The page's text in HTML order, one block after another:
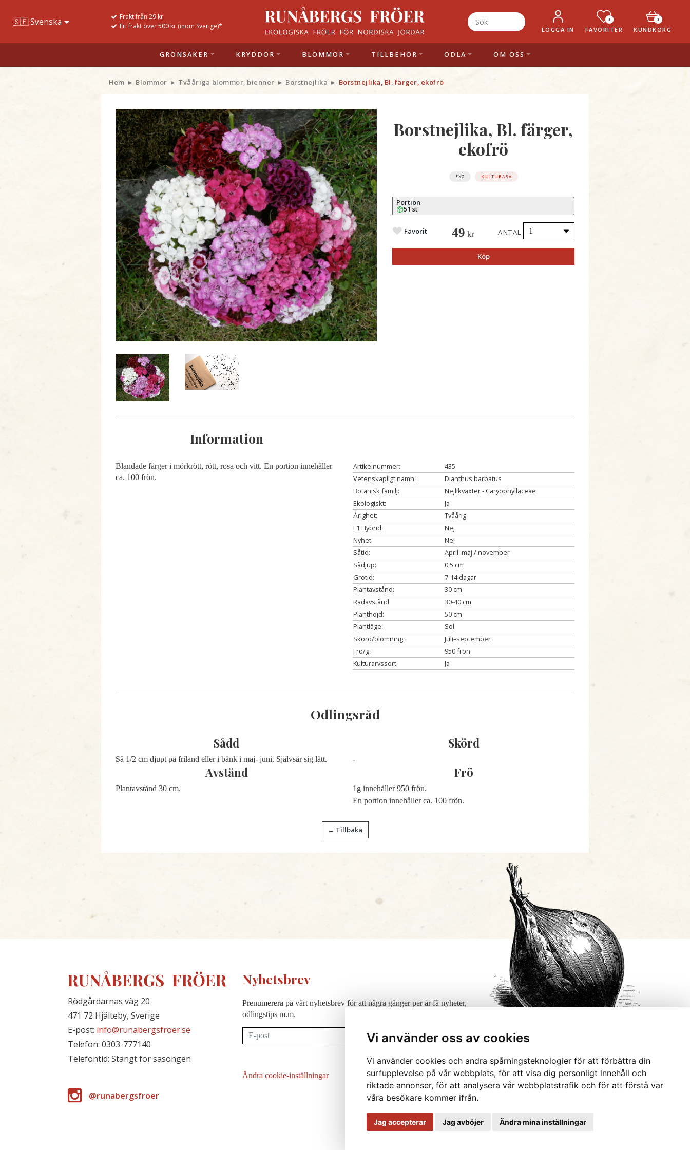
Vi använder oss av cookies
Vi använder cookies och andra spårningsteknologier för att förbättra din
surfupplevelse på vår webbplats, för att visa dig personligt innehåll och
riktade annonser, för att analysera vår webbplatstrafik och för att förstå var
våra besökare kommer ifrån.
Jag accepterar Jag avböjer Ändra mina inställningar
Frakt från 29 kr
Fri frakt över 500 kr (inom Sverige)*
LOGGA IN
0
FAVORITER
0
KUNDKORG
GRÖNSAKER KRYDDOR BLOMMOR TILLBEHÖR ODLA OM OSS
Hem Blommor Tvååriga blommor, bienner Borstnejlika Borstnejlika, Bl. färger, ekofrö
Borstnejlika, Bl. färger,
ekofrö
EKO KULTURARV
Portion
51 st
Favorit 49 kr ANTAL
Köp
Information
Blandade färger i mörkrött, rött, rosa och vitt. En portion innehåller
ca. 100 frön.
Artikelnummer:
435
Vetenskapligt namn:
Dianthus barbatus
Botanisk familj:
Nejlikväxter - Caryophyllaceae
Ekologiskt:
Ja
Årighet:
Tvåårig
F1 Hybrid:
Nej
Nyhet:
Nej
Såtid:
April–maj / november
Sådjup:
0,5 cm
Grotid:
7-14 dagar
Plantavstånd:
30 cm
Radavstånd:
30-40 cm
Planthöjd:
50 cm
Plantläge:
Sol
Skörd/blomning:
Juli–september
Frö/g:
950 frön
Kulturarvssort:
Ja
Odlingsråd
Sådd
Så 1/2 cm djupt på friland eller i bänk i maj- juni. Självsår sig lätt.
Avstånd
Plantavstånd 30 cm.
Skörd
-
Frö
1g innehåller 950 frön.
En portion innehåller ca. 100 frön.
← Tillbaka
Rödgårdarnas väg 20
471 72 Hjälteby, Sverige
E-post: info@runabergsfroer.se
Telefon: 0303-777140
Telefontid: Stängt för säsongen
@runabergsfroer
Nyhetsbrev
Prenumerera på vårt nyhetsbrev för att några gånger per år få nyheter,
odlingstips m.m.
Prenumerera
Ändra cookie-inställningar